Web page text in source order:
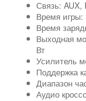
Связь: AUX,
Время игры:
Время
Выходная
Вт
Усилитель
Поддержка
Диапазон
Аудио